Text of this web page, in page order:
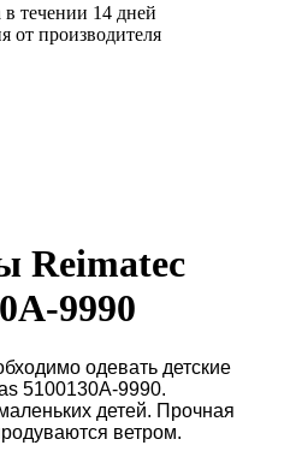
течении 14 дней
от производителя
Reimatec
9990
одевать детские
5100130A-9990.
детей. Прочная
ветром.